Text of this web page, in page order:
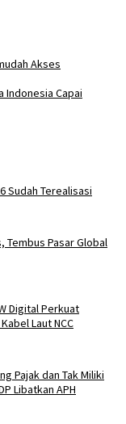
Akses
Indonesia Capai
Sudah Terealisasi
Tembus Pasar Global
Digital Perkuat
Laut NCC
Pajak dan Tak Miliki
Libatkan APH